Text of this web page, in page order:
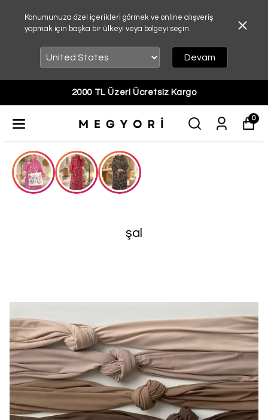
Konumunuza özel içerikleri görmek ve online alışveriş
yapmak için başka bir ülkeyi veya bölgeyi seçin.
Devam
2000 TL Üzeri Ücretsiz Kargo
0
şal